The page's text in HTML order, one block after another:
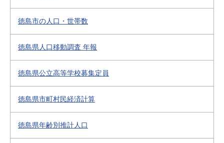
徳島市の人口・世帯数
徳島県人口移動調査 年報
徳島県公立高等学校募集定員
徳島県市町村民経済計算
徳島県年齢別推計人口